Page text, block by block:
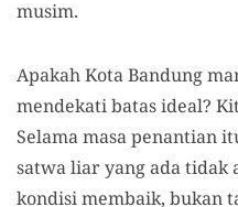
musim.
Apakah Kota Bandung
mendekati batas ideal?
Selama masa penantian
satwa liaryang ada tidak
kondisi membaik, bukan